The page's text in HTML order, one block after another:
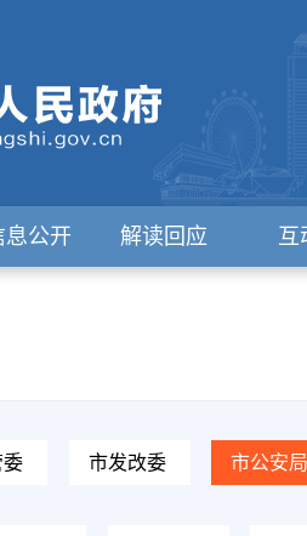
息公开 解读回应 互
委 市发改委 市公安